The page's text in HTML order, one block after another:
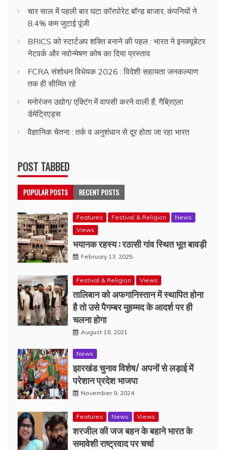
चार साल में पहली बार घटा कॉरपोरेट बॉन्ड बाजार, कंपनियों ने
8.4% कम जुटाई पूंजी
BRICS को स्टार्टअप शक्ति बनाने की पहल : भारत ने इनक्यूबेटर
नेटवर्क और नवोन्मेषण कोष का दिया प्रस्ताव
FCRA संशोधन विधेयक 2026 : विदेशी सहायता जनकल्याण
तक ही सीमित रहे
मनोरंजन उद्योग/ एक्टिंग में वापसी करने वाली हैं, गैब्रिएला
डेमेट्रिएड्स
वैज्ञानिक चेतना : तर्क व अनुशंधान से दूर होता जा रहा भारत
POST TABBED
POPULAR POSTS RECENT POSTS
Features Festival & Religion
News
Views
भयानक रहस्य : रठासी गांव स्थित भूत बावड़ी
February 13, 2025
Festival & Religion Views
तालिबान को अफगानिस्तान में स्थापित होना
है तो उसे पैगम्बर मुहम्मद के आदर्श पर ही
चलना होगा
August 18, 2021
News
झारखंड चुनाव विशेष/ अपनों से लड़ाई में
परेशान प्रदेश भाजपा
November 9, 2024
Features News Views
शरजील की जज बहन के बहाने भारत के
समावेशी राष्ट्रवाद पर चर्चा